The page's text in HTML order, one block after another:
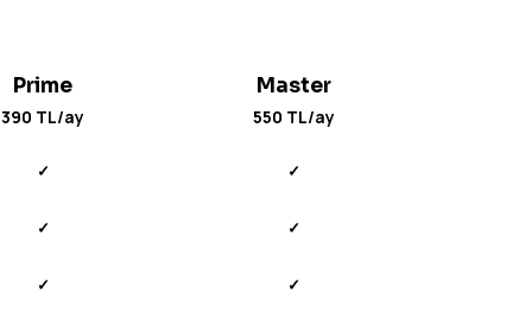
Prime
390 TL/ay
Master
550 TL/ay
✓ ✓
✓ ✓
✓ ✓